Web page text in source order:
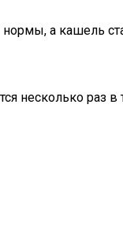
а кашель
несколько раз в